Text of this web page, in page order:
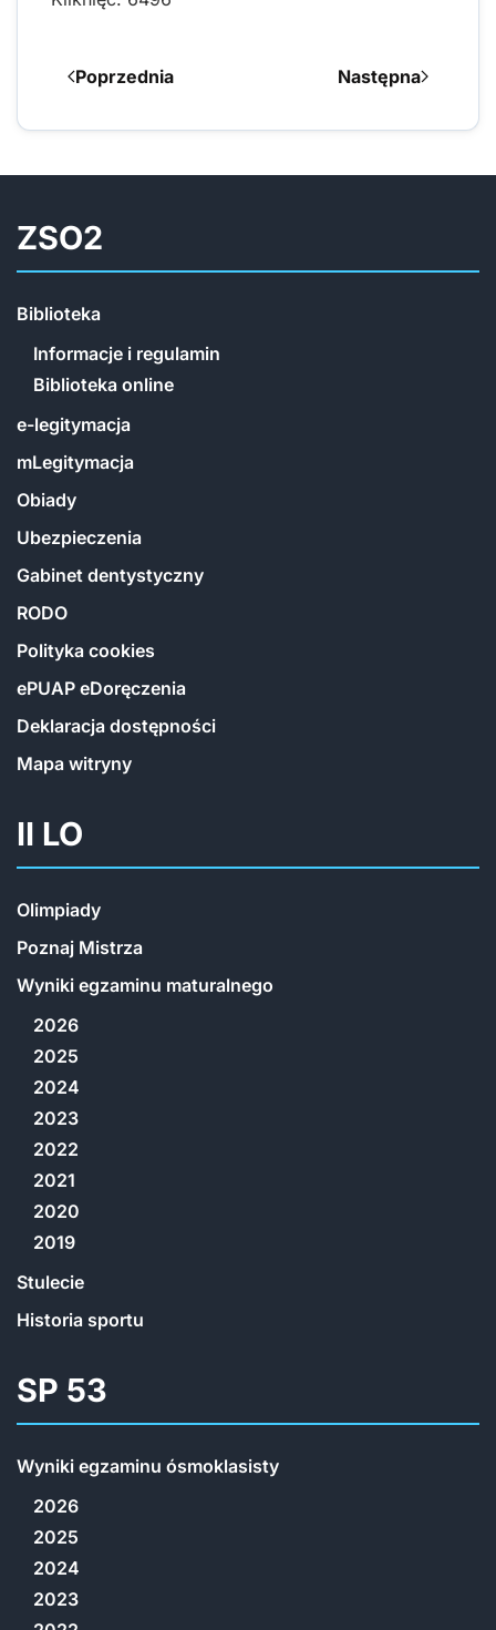
Poprzednia Następna
ZSO2
Biblioteka
Informacje i regulamin
Biblioteka online
e-legitymacja
mLegitymacja
Obiady
Ubezpieczenia
Gabinet dentystyczny
RODO
Polityka cookies
ePUAP eDoręczenia
Deklaracja dostępności
Mapa witryny
II LO
Olimpiady
Poznaj Mistrza
Wyniki egzaminu maturalnego
2026
2025
2024
2023
2022
2021
2020
2019
Stulecie
Historia sportu
SP 53
Wyniki egzaminu ósmoklasisty
2026
2025
2024
2023